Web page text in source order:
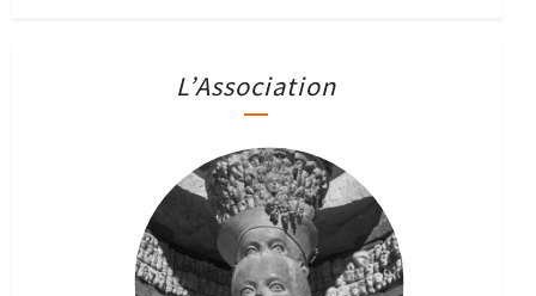
L’Association